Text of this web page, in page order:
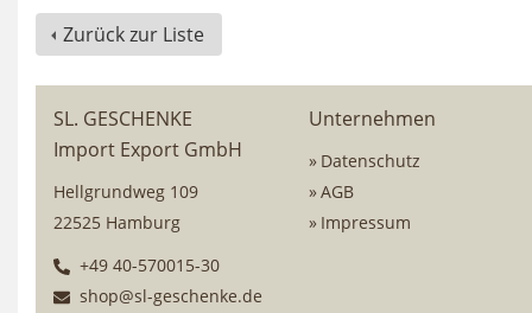
Zurück zur Liste
SL. GESCHENKE
Import Export GmbH
Hellgrundweg 109
22525 Hamburg
+49 40-570015-30
shop@sl-geschenke.de
Unternehmen
Datenschutz
AGB
Impressum